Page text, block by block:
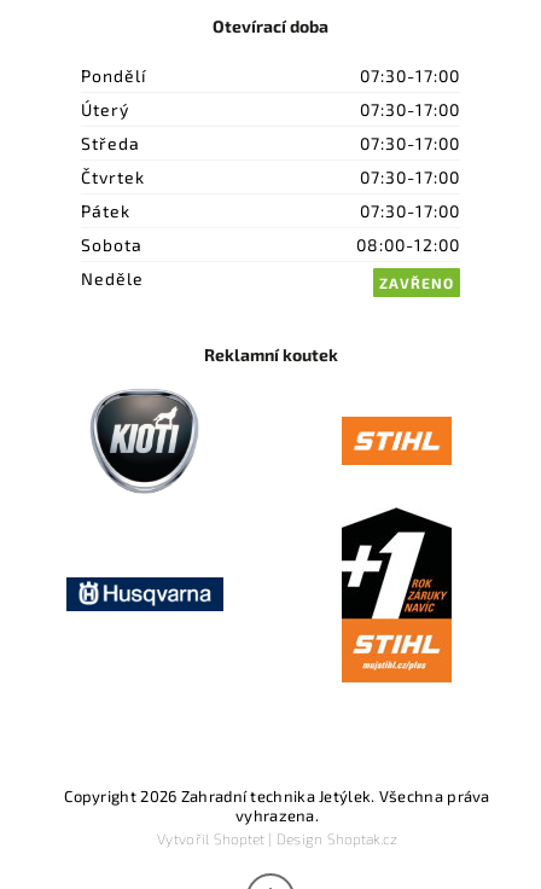
Otevírací doba
Pondělí
07:30-17:00
Úterý
07:30-17:00
Středa
07:30-17:00
Čtvrtek
07:30-17:00
Pátek
07:30-17:00
Sobota
08:00-12:00
Neděle
ZAVŘENO
Reklamní koutek
Copyright 2026 Zahradní technika Jetýlek. Všechna práva
vyhrazena.
Vytvořil Shoptet| Design Shoptak.cz